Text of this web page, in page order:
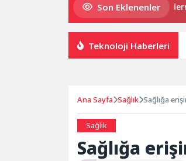
Son Eklenenler
Büyükşehir’den Darıca’ya modern ulaşım
Teknoloji Haberleri
Ana Sayfa Sağlık Sağlığa
Sağlık
Sağlığa